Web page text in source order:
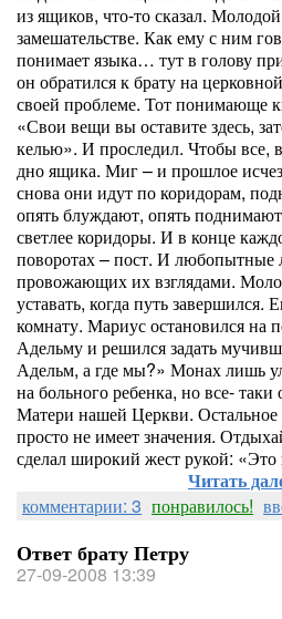
из ящиков, что-то сказал.
замешательстве. Как ему с ним
понимает языка… тут в голову
он обратился к брату на
своей проблеме. Тот понимающе
«Свои вещи вы оставите здесь,
келью». И проследил. Чтобы все,
дно ящика. Миг – и прошлое
снова они идут по коридорам,
опять блуждают, опять
светлее коридоры. И в конце
поворотах – пост. И любопытные
провожающих их взглядами.
уставать, когда путь завершился.
комнату. Мариус остановился на
Адельму и решился задать
Адельм, а где мы?» Монах лишь
на больного ребенка, но все-
Матери нашей Церкви. Остальное
просто не имеет значения.
сделал широкий жест рукой:
Читать
комментарии: 3 понравилось!
Ответ брату Петру
27-09-2008 13:39